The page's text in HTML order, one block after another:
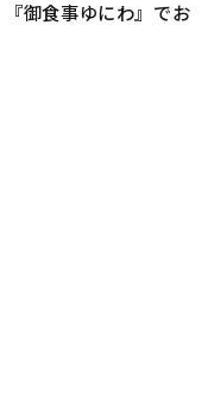
御食事ゆにわ』でお